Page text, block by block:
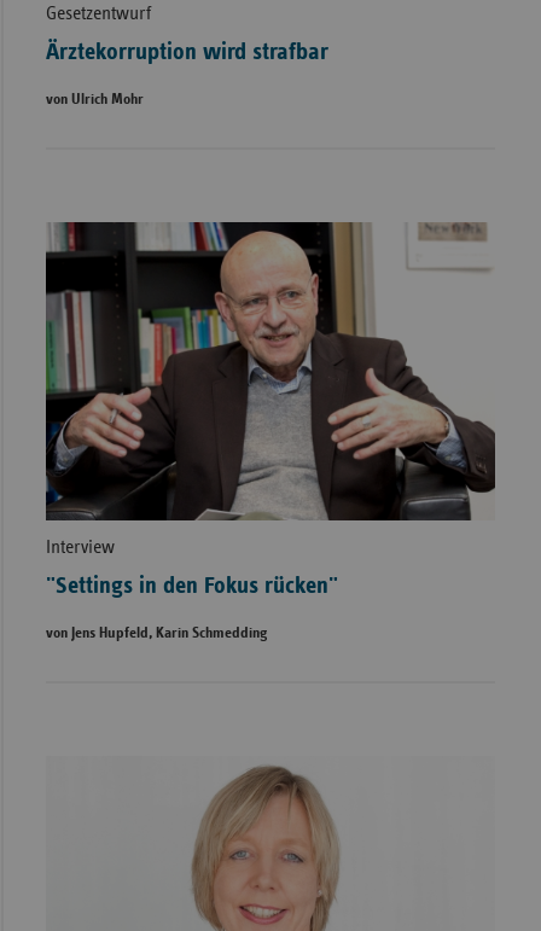
Gesetzentwurf
Ärztekorruption wird strafbar
von Ulrich Mohr
Interview
"Settings in den Fokus rücken"
von Jens Hupfeld, Karin Schmedding